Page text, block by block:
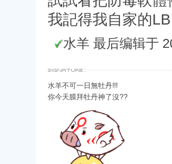
我記得我自家的
水羊 最后编辑于
水羊不可一日無牡丹!!!
你今天膜拜牡丹神了沒??